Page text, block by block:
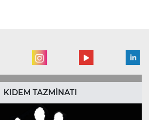
KIDEM TAZMİNATI